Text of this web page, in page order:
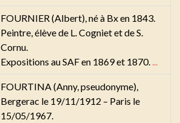
FOURNIER (Albert), né à Bx en 1843.
Peintre, élève de L. Cogniet et de S.
Cornu.
Expositions au SAF en 1869 et 1870.
FOURTINA (Anny, pseudonyme),
Bergerac le 19/11/1912 – Paris le
15/05/1967.